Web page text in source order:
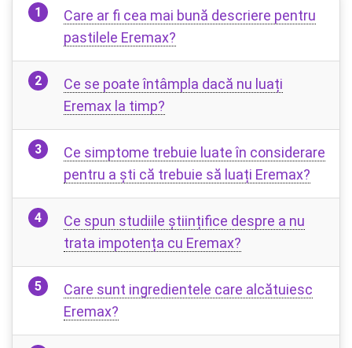
Care ar fi cea mai bună descriere pentru
pastilele Eremax?
Ce se poate întâmpla dacă nu luați
Eremax la timp?
Ce simptome trebuie luate în considerare
pentru a ști că trebuie să luați Eremax?
Ce spun studiile științifice despre a nu
trata impotența cu Eremax?
Care sunt ingredientele care alcătuiesc
Eremax?